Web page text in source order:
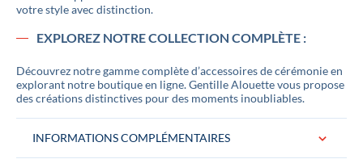
votre style avec distinction.
EXPLOREZ NOTRE COLLECTION COMPLÈTE :
Découvrez notre gamme complète d’accessoires de cérémonie en
explorant notre boutique en ligne. Gentille Alouette vous propose
des créations distinctives pour des moments inoubliables.
INFORMATIONS COMPLÉMENTAIRES